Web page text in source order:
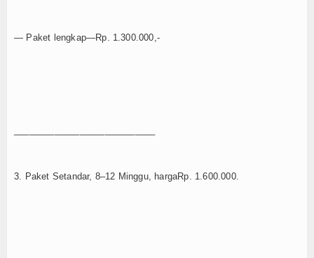
— Paket lengkap—Rp. 1.300.000,-
3. Paket Setandar, 8–12 Minggu, hargaRp. 1.600.000.